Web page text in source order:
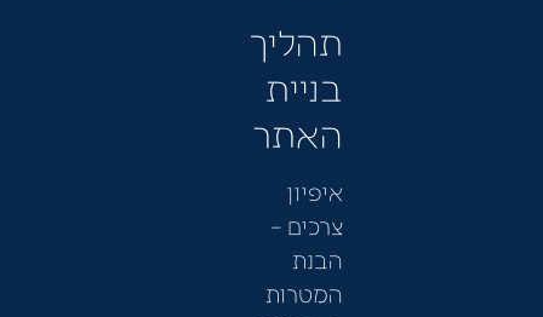
תהליך
בניית
האתר
איפיון
צרכים –
הבנת
המטרות